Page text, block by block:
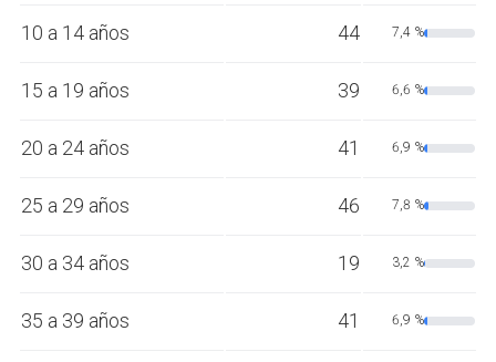
10 a 14 años 44 7,4 %
15 a 19 años 39 6,6 %
20 a 24 años 41 6,9 %
25 a 29 años 46 7,8 %
30 a 34 años 19 3,2 %
35 a 39 años 41 6,9 %